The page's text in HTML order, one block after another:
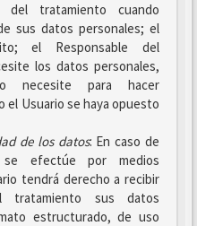
del tratamiento cuando
sus datos personales; el
el Responsable del
los datos personales,
necesite para hacer
el Usuario se haya opuesto
de los datos: En caso de
efectúe por medios
tendrá derecho a recibir
tratamiento sus datos
estructurado, de uso